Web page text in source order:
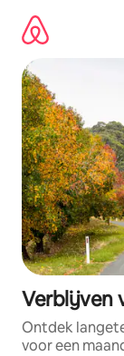
direct
naar
inhoud
Verblijven
Ontdek
voor een